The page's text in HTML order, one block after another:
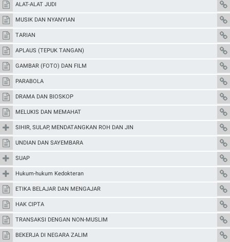
ALAT-ALAT JUDI
MUSIK DAN NYANYIAN
TARIAN
APLAUS (TEPUK TANGAN)
GAMBAR (FOTO) DAN FILM
PARABOLA
DRAMA DAN BIOSKOP
MELUKIS DAN MEMAHAT
SIHIR, SULAP, MENDATANGKAN ROH DAN JIN
UNDIAN DAN SAYEMBARA
SUAP
Hukum-hukum Kedokteran
ETIKA BELAJAR DAN MENGAJAR
HAK CIPTA
TRANSAKSI DENGAN NON-MUSLIM
BEKERJA DI NEGARA ZALIM